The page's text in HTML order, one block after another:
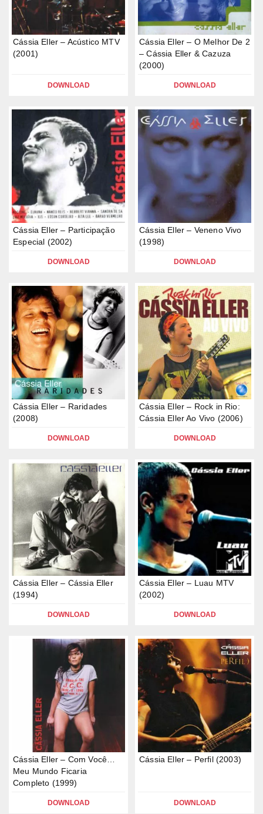
Cássia Eller – Acústico MTV
(2001)
DOWNLOAD
Cássia Eller – O Melhor De 2
– Cássia Eller & Cazuza
(2000)
DOWNLOAD
Cássia Eller – Participação
Especial (2002)
DOWNLOAD
Cássia Eller – Veneno Vivo
(1998)
DOWNLOAD
Cássia Eller – Raridades
(2008)
DOWNLOAD
Cássia Eller – Rock in Rio:
Cássia Eller Ao Vivo (2006)
DOWNLOAD
Cássia Eller – Cássia Eller
(1994)
DOWNLOAD
Cássia Eller – Luau MTV
(2002)
DOWNLOAD
Cássia Eller – Com Você…
Meu Mundo Ficaria
Completo (1999)
DOWNLOAD
Cássia Eller – Perfil (2003)
DOWNLOAD